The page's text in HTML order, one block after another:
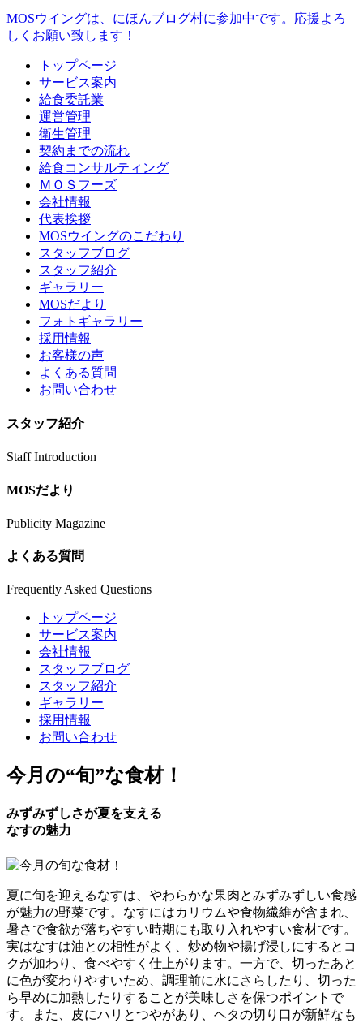
MOSウイングは、にほんブログ村に参加中です。 応援よろ
しくお願い致します！
トップページ
サービス案内
給食委託業
運営管理
衛生管理
契約までの流れ
給食コンサルティング
ＭＯＳフーズ
会社情報
代表挨拶
MOSウイングのこだわり
スタッフブログ
スタッフ紹介
ギャラリー
MOSだより
フォトギャラリー
採用情報
お客様の声
よくある質問
お問い合わせ
スタッフ紹介
Staff Introduction
MOSだより
Publicity Magazine
よくある質問
Frequently Asked Questions
トップページ
サービス案内
会社情報
スタッフブログ
スタッフ紹介
ギャラリー
採用情報
お問い合わせ
今月の“旬”な食材！
みずみずしさが夏を支える
なすの魅力
夏に旬を迎えるなすは、やわらかな果肉とみずみずしい食感
が魅力の野菜です。なすにはカリウムや食物繊維が含まれ、
暑さで食欲が落ちやすい時期にも取り入れやすい食材です。
実はなすは油との相性がよく、炒め物や揚げ浸しにするとコ
クが加わり、食べやすく仕上がります。一方で、切ったあと
に色が変わりやすいため、調理前に水にさらしたり、切った
ら早めに加熱したりすることが美味しさを保つポイントで
す。また、皮にハリとつやがあり、ヘタの切り口が新鮮なも